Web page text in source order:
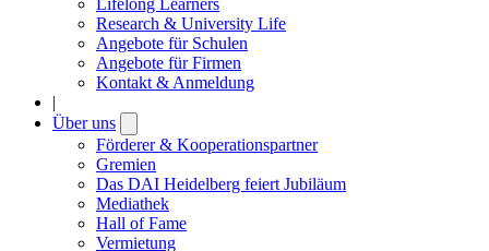
Research & University Life
Angebote für Schulen
Angebote für Firmen
Kontakt & Anmeldung
|
Über uns
submenu
Förderer & Kooperationspartner
Gremien
Das DAI Heidelberg feiert Jubiläum
Mediathek
Hall of Fame
Vermietung